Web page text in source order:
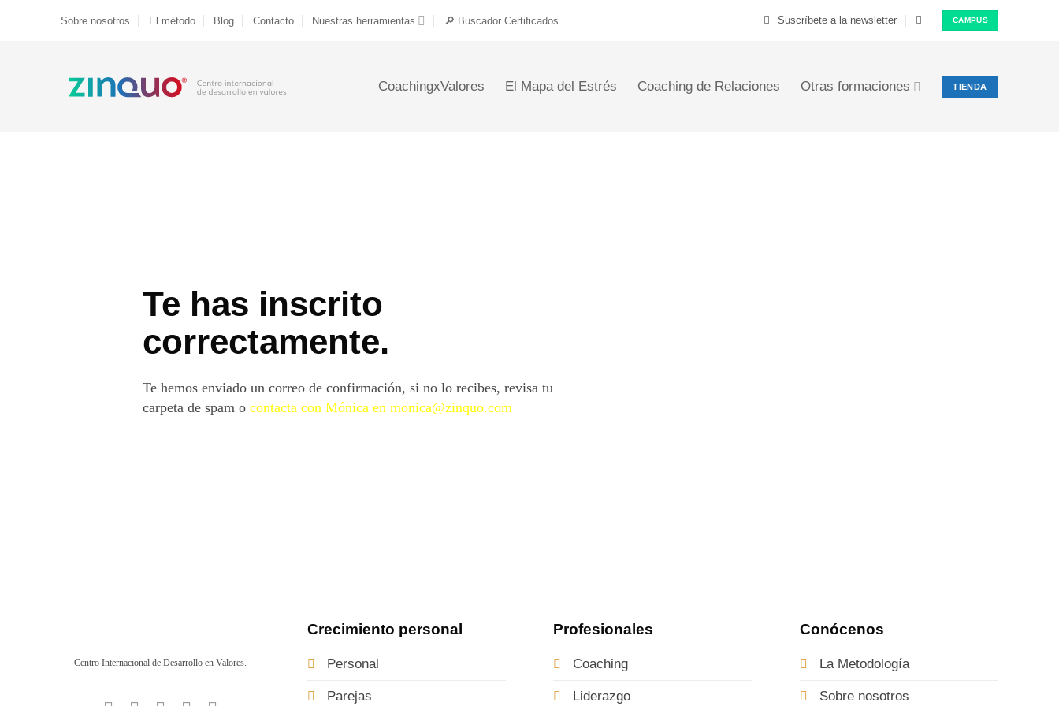
Sobre nosotros El método Blog Contacto Nuestras herramientas 🔎 Buscador Certificados Suscríbete a la newsletter CAMPUS
CoachingxValores El Mapa del Estrés Coaching de Relaciones Otras formaciones TIENDA
Te has inscrito
correctamente.
Te hemos enviado un correo de confirmación, si no lo recibes, revisa tu
carpeta de spam o contacta con Mónica en monica@zinquo.com
Centro Internacional de Desarrollo en Valores.
Crecimiento personal
Personal
Parejas
Profesionales
Coaching
Liderazgo
Conócenos
La Metodología
Sobre nosotros